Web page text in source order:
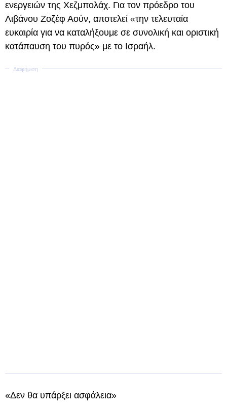
ενεργειών της Χεζμπολάχ. Για τον πρόεδρο του
Λιβάνου Ζοζέφ Αούν, αποτελεί «την τελευταία
ευκαιρία για να καταλήξουμε σε συνολική και οριστική
κατάπαυση του πυρός» με το Ισραήλ.
«Δεν θα υπάρξει ασφάλεια»